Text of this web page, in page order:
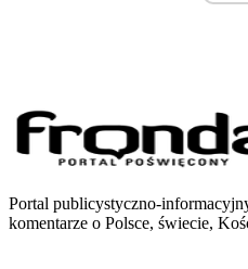
Portal publicystyczno-
komentarze o Polsce, świecie,